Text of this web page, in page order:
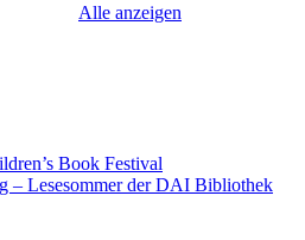
Alle anzeigen
Book Festival
– Lesesommer der DAI Bibliothek